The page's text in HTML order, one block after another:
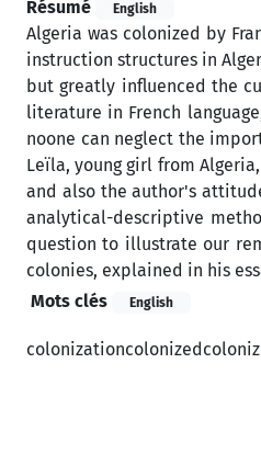
Résumé English
Algeria was colonized by
instruction structures in
but greatly influenced the
literature in French
noone can neglect the
Leïla, young girl from
and also the author's
analytical-descriptive
question to illustrate our
colonies, explained in his
Mots clés
English
colonizationcolonized